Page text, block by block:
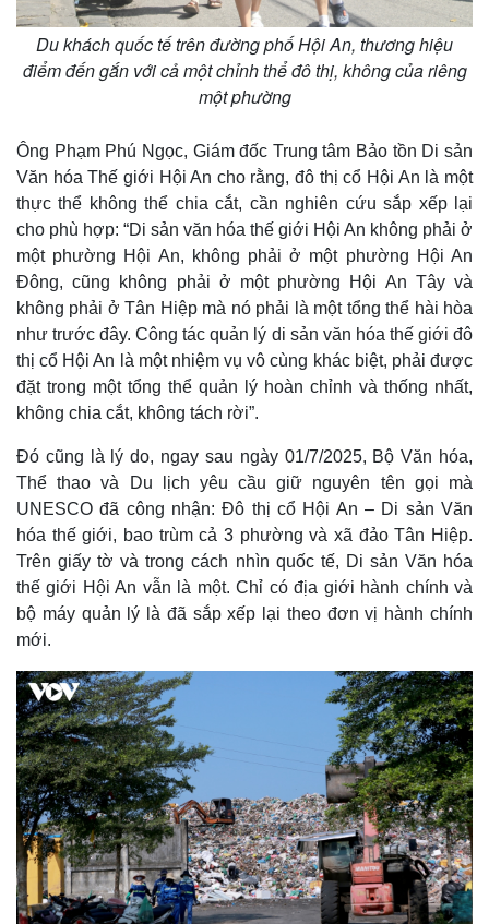
Du khách quốc tế trên đường phố Hội An, thương hiệu
điểm đến gắn với cả một chỉnh thể đô thị, không của riêng
một phường
Ông Phạm Phú Ngọc, Giám đốc Trung tâm Bảo tồn Di sản
Văn hóa Thế giới Hội An cho rằng, đô thị cổ Hội An là một
thực thể không thể chia cắt, cần nghiên cứu sắp xếp lại
cho phù hợp: “Di sản văn hóa thế giới Hội An không phải ở
một phường Hội An, không phải ở một phường Hội An
Đông, cũng không phải ở một phường Hội An Tây và
không phải ở Tân Hiệp mà nó phải là một tổng thể hài hòa
như trước đây. Công tác quản lý di sản văn hóa thế giới đô
thị cổ Hội An là một nhiệm vụ vô cùng khác biệt, phải được
đặt trong một tổng thể quản lý hoàn chỉnh và thống nhất,
không chia cắt, không tách rời”.
Đó cũng là lý do, ngay sau ngày 01/7/2025, Bộ Văn hóa,
Thể thao và Du lịch yêu cầu giữ nguyên tên gọi mà
UNESCO đã công nhận: Đô thị cổ Hội An – Di sản Văn
hóa thế giới, bao trùm cả 3 phường và xã đảo Tân Hiệp.
Trên giấy tờ và trong cách nhìn quốc tế, Di sản Văn hóa
thế giới Hội An vẫn là một. Chỉ có địa giới hành chính và
bộ máy quản lý là đã sắp xếp lại theo đơn vị hành chính
mới.